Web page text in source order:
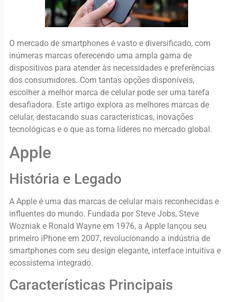
O mercado de smartphones é vasto e diversificado, com
inúmeras marcas oferecendo uma ampla gama de
dispositivos para atender às necessidades e preferências
dos consumidores. Com tantas opções disponíveis,
escolher a melhor marca de celular pode ser uma tarefa
desafiadora. Este artigo explora as melhores marcas de
celular, destacando suas características, inovações
tecnológicas e o que as torna líderes no mercado global.
Apple
História e Legado
A Apple é uma das marcas de celular mais reconhecidas e
influentes do mundo. Fundada por Steve Jobs, Steve
Wozniak e Ronald Wayne em 1976, a Apple lançou seu
primeiro iPhone em 2007, revolucionando a indústria de
smartphones com seu design elegante, interface intuitiva e
ecossistema integrado.
Características Principais